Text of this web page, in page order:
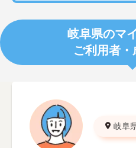
岐阜県のマ
ご利用者
岐阜